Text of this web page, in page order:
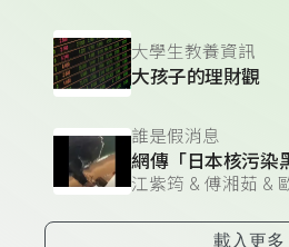
大學生教養資訊
大孩子的理財觀
誰是假消息
載入更多